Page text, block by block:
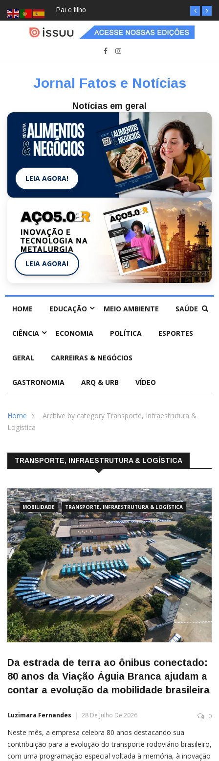
Pai e filho
Jornal Fatos e Notícias
Notícias em geral
LEIA AGORA!
LEIA AGORA!
HOME EDUCAÇÃO MEIO AMBIENTE SAÚDE
CIÊNCIA ECONOMIA POLÍTICA ESPORTES
GERAL CARREIRAS & NEGÓCIOS
GASTRONOMIA ARQ & URB VÍDEO
Home
Archive by category Transporte, Infraestrutura &
Logística
TRANSPORTE, INFRAESTRUTURA & LOGÍSTICA
MOBILIDADE TRANSPORTE, INFRAESTRUTURA & LOGÍSTICA
Da estrada de terra ao ônibus conectado:
80 anos da Viação Águia Branca ajudam a
contar a evolução da mobilidade brasileira
Luzimara Fernandes 28 De Julho De 2026 0
Neste mês, a empresa celebra 80 anos destacando sua
contribuição para a evolução do transporte rodoviário brasileiro,
com uma programação especial voltada à memória, à inovação